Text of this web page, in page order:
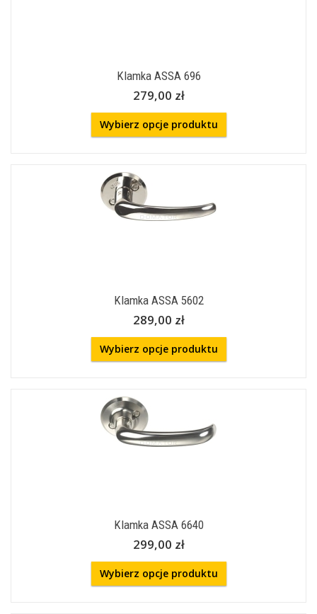
Klamka ASSA 696
279,00 zł
Wybierz opcje produktu
Klamka ASSA 5602
289,00 zł
Wybierz opcje produktu
Klamka ASSA 6640
299,00 zł
Wybierz opcje produktu